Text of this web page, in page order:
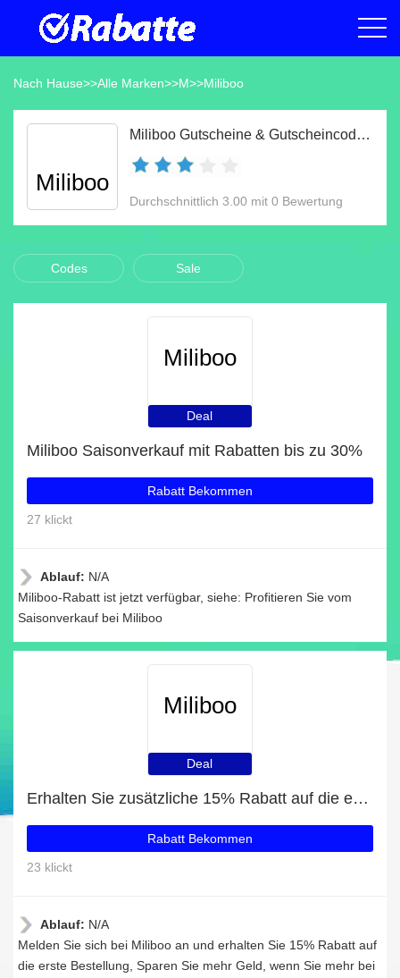
Nach Hause>>Alle Marken>>M>>Miliboo
Miliboo
Miliboo Gutscheine & Gutscheincodes Aug 2026
Durchschnittlich 3.00 mit 0 Bewertung
Codes Sale
Miliboo
Deal
Miliboo Saisonverkauf mit Rabatten bis zu 30%
Rabatt Bekommen
27 klickt
Ablauf: N/A
Miliboo-Rabatt ist jetzt verfügbar, siehe: Profitieren Sie vom
Saisonverkauf bei Miliboo
Miliboo
Deal
Erhalten Sie zusätzliche 15% Rabatt auf die erste Bestellung
Rabatt Bekommen
23 klickt
Ablauf: N/A
Melden Sie sich bei Miliboo an und erhalten Sie 15% Rabatt auf
die erste Bestellung, Sparen Sie mehr Geld, wenn Sie mehr bei